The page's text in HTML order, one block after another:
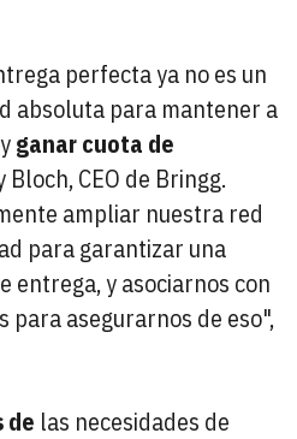
perfecta ya no es un
absoluta para mantener a
ganar cuota de
Bloch, CEO de Bringg.
ampliar nuestra red
para garantizar una
entrega, y asociarnos con
para asegurarnos de eso",
de las necesidades de